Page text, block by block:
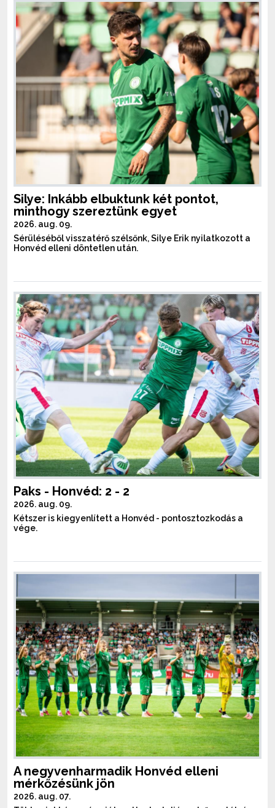
Silye: Inkább elbuktunk két pontot,
minthogy szereztünk egyet
2026. aug. 09.
Sérüléséből visszatérő szélsőnk, Silye Erik nyilatkozott a
Honvéd elleni döntetlen után.
Paks - Honvéd: 2 - 2
2026. aug. 09.
Kétszer is kiegyenlített a Honvéd - pontosztozkodás a
vége.
A negyvenharmadik Honvéd elleni
mérkőzésünk jön
2026. aug. 07.